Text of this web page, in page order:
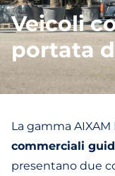
Veicoli
portata
La gamma
commerciali
presentano due